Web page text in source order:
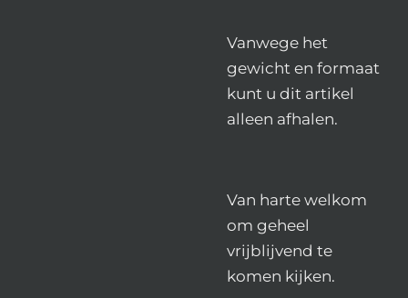
Vanwege het
gewicht en formaat
kunt u dit artikel
alleen afhalen.
Van harte welkom
om geheel
vrijblijvend te
komen kijken.